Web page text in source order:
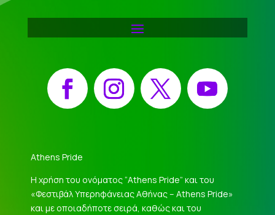
Facebook Instagram X YouTube
Athens Pride
Η χρήση του ονόματος “Athens Pride” και του
«Φεστιβάλ Υπερηφάνειας Αθήνας – Athens Pride»
και με οποιαδήποτε σειρά, καθώς και του